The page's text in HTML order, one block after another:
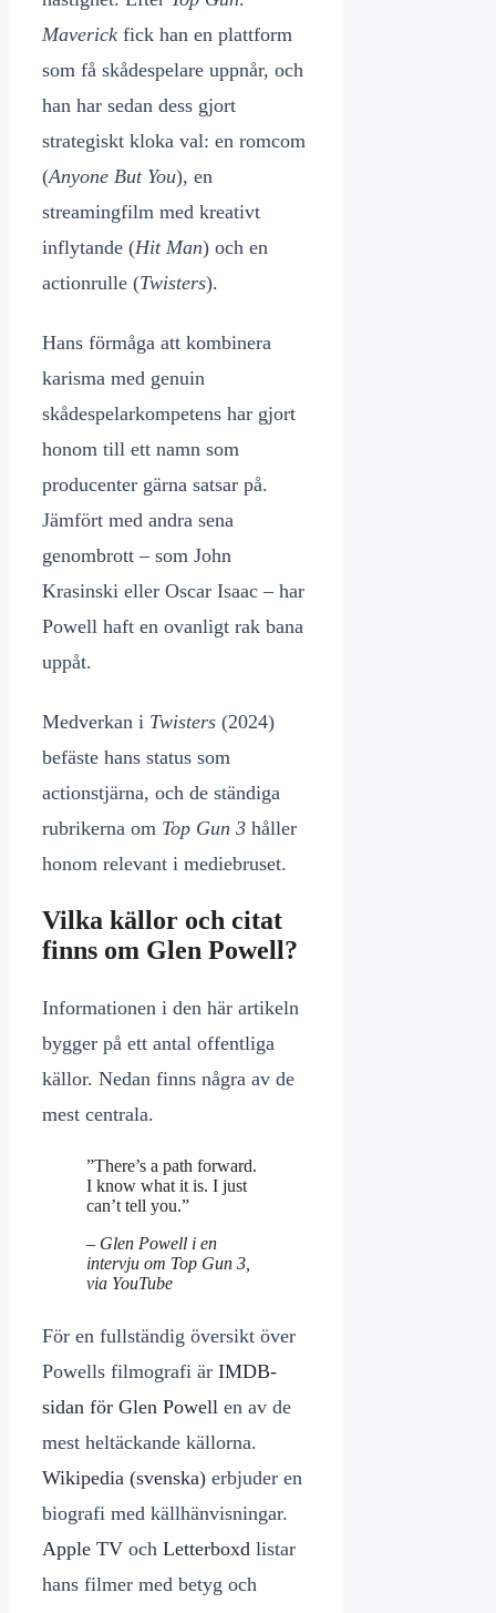
Maverick fick han en plattform
som få skådespelare uppnår, och
han har sedan dess gjort
strategiskt kloka val: en romcom
(Anyone But You), en
streamingfilm med kreativt
inflytande (Hit Man) och en
actionrulle (Twisters).
Hans förmåga att kombinera
karisma med genuin
skådespelarkompetens har gjort
honom till ett namn som
producenter gärna satsar på.
Jämfört med andra sena
genombrott – som John
Krasinski eller Oscar Isaac – har
Powell haft en ovanligt rak bana
uppåt.
Medverkan i Twisters (2024)
befäste hans status som
actionstjärna, och de ständiga
rubrikerna om Top Gun 3 håller
honom relevant i mediebruset.
Vilka källor och citat
finns om Glen Powell?
Informationen i den här artikeln
bygger på ett antal offentliga
källor. Nedan finns några av de
mest centrala.
”There’s a path forward.
I know what it is. I just
can’t tell you.”
– Glen Powell i en
intervju om Top Gun 3
via YouTube
För en fullständig översikt över
Powells filmografi är IMDB-
sidan för Glen Powell en av de
mest heltäckande källorna.
Wikipedia (svenska) erbjuder en
biografi med källhänvisningar.
Apple TV och Letterboxd listar
hans filmer med betyg och